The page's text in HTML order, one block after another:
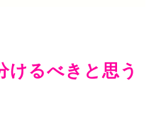
けるべきと思う